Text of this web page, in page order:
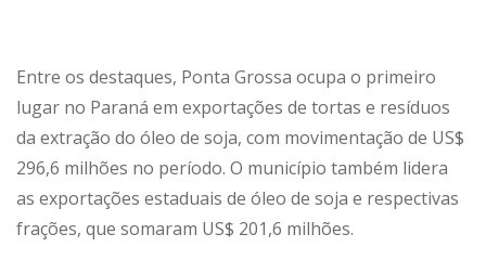
Entre os destaques, Ponta Grossa ocupa o primeiro
lugar no Paraná em exportações de tortas e resíduos
da extração do óleo de soja, com movimentação de US$
296,6 milhões no período. O município também lidera
as exportações estaduais de óleo de soja e respectivas
frações, que somaram US$ 201,6 milhões.